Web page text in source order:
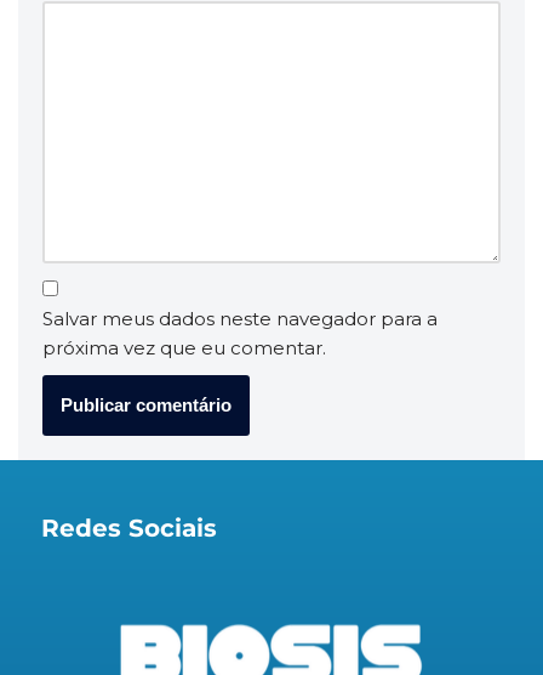
Salvar meus dados neste navegador para a
próxima vez que eu comentar.
Redes Sociais